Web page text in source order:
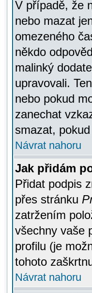
V případě, že
nebo mazat
omezeného
někdo
malinký
upravovali.
nebo pokud
zanechat
smazat,
Návrat nahoru
Jak přidám
Přidat podpis
přes stránku
zatržením
všechny vaše
profilu (je
tohoto
Návrat nahoru